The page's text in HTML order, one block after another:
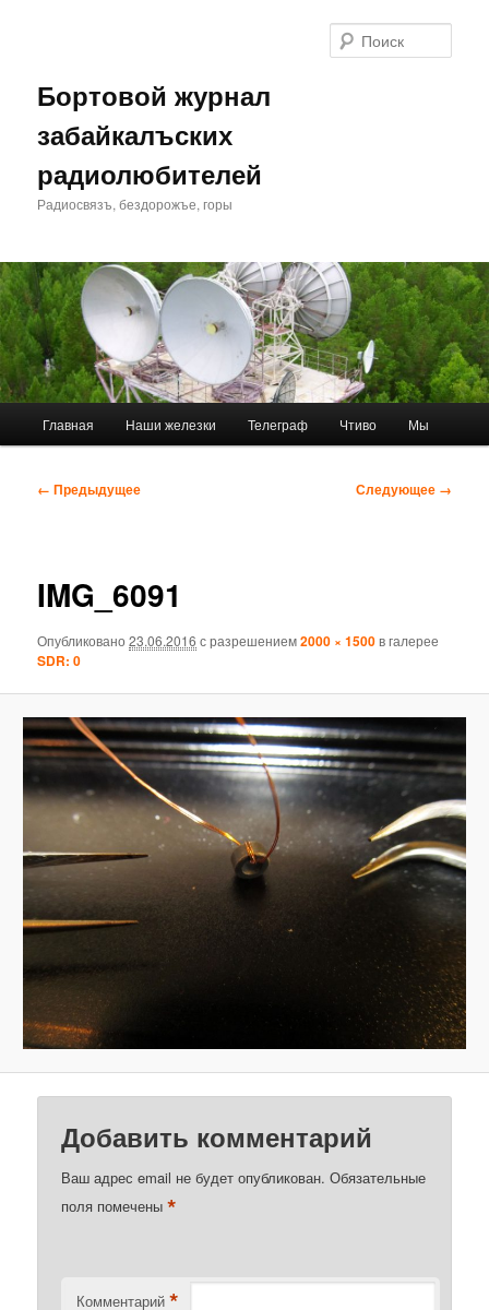
Бортовой журнал
забайкалъских
радиолюбителей
Радиосвязъ, бездорожъе, горы
Главная Наши железки Телеграф Чтиво Мы
Навигация
← Предыдущее Следующее →
IMG_6091
Опубликовано23.06.2016 с разрешением2000 × 1500в галерее
SDR: 0
Добавить комментарий
Ваш адрес email не будет опубликован. Обязательные
поля помечены*
Комментарий *